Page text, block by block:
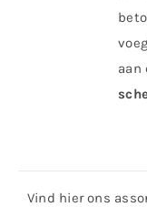
aan
Vind hier ons